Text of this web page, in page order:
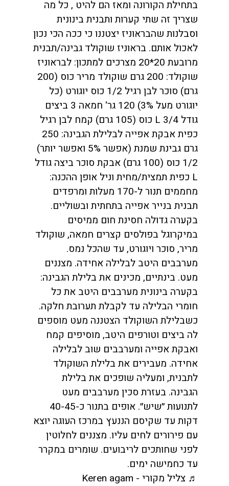
בתחילת הקורונה ומאז הם להיט , כל מה
שצריך זה שתי קערות ותבנית בינונית
וסבלנות שהבראוניז יצטננו כי ככה הכי נכון
לאכול אותם. בראוניז שוקולד גבינה/תבנית
מרובעת 20*20 מצרכים למתכון: לבראוניז
שוקולד: 200 גרם שוקולד מריר כוס (200
גרם) סוכר לבן רגיל 1/2 כוס יוגורט (כל
יוגורט מעל 3%) 120 גר' חמאה 3 ביצים
גודל L 3/4 כוס (105 גרם) קמח לבן רגיל
כפית אבקת אפייה לבלילת הגבינה: 250
גרם גבינת שמנת (אפשר 5% ואפשר יותר)
1/2 כוס (100 גרם) אבקת סוכר ביצה גודל
L כפית תמצית/מחית וניל אופן ההכנה:
מחממים תנור ל-170 מעלות ומרפדים
תבנית בנייר אפייה בתחתית ובשוליים.
בקערה גדולה חסינת חום ממיסים
במיקרוגל בפולסים קצרים חמאה, שוקולד
מריר, סוכר ויוגורט, עד שהכל נמס.
מערבבים היטב לבלילה אחידה. מצננים
מעט. בינתיים, מכינים את בלילת הגבינה:
בקערה בינונית מערבבים היטב את כל
חומרי הבלילה עד לקבלת תערובת חלקה.
כשבלילת השוקולד הצטננה מעט מוספים
לה ביצים וטורפים היטב, מוסיפים קמח
ואבקת אפייה ומערבבים שוב לבלילה
אחידה. מעבירים את בלילת השוקולד
לתבנית, ומעליה שופכים את בלילת
הגבינה. בעזרת סכין מערבבים מעט
לתנועות ״שיש״. אופים בתנור כ-40-45
דקות עד שקיסם הננעץ במרכז העוגה יוצא
עם פירורים לחים עליו. מצננים לחלוטין
לפני שחותכים לריבועים. שומרים במקרר
עד כחמישה ימים.
♬ צליל מקורי - Keren agam